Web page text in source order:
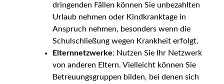
dringenden Fällen können Sie unbezahlten
Urlaub nehmen oder Kindkranktage in
Anspruch nehmen, besonders wenn die
Schulschließung wegen Krankheit erfolgt.
Elternnetzwerke: Nutzen Sie Ihr Netzwerk
von anderen Eltern. Vielleicht können Sie
Betreuungsgruppen bilden, bei denen sich